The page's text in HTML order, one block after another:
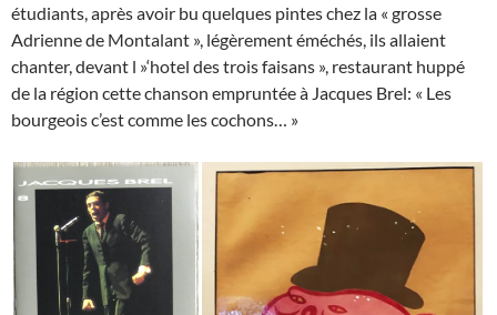
étudiants, après avoir bu quelques pintes chez la « grosse
Adrienne de Montalant », légèrement éméchés, ils allaient
chanter, devant l »‘hotel des trois faisans », restaurant huppé
de la région cette chanson empruntée à Jacques Brel: « Les
bourgeois c’est comme les cochons… »